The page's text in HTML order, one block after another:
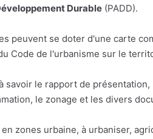
Durable (PADD).
peuvent se doter d'une carte
Code de l'urbanisme sur le
savoir le rapport de
le zonage et les divers
zones urbaine, à urbaniser,